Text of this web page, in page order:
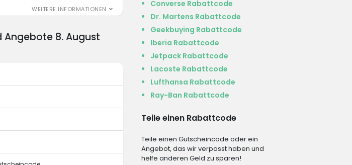
WEITERE INFORMATIONEN
Converse Rabattcode
Dr. Martens Rabattcode
Geekbuying Rabattcode
Iberia Rabattcode
Jetpack Rabattcode
Lacoste Rabattcode
Lufthansa Rabattcode
Ray-Ban Rabattcode
Teile einen Rabattcode
Teile einen Gutscheincode oder ein
Angebot, das wir verpasst haben und
helfe anderen Geld zu sparen!
8. August